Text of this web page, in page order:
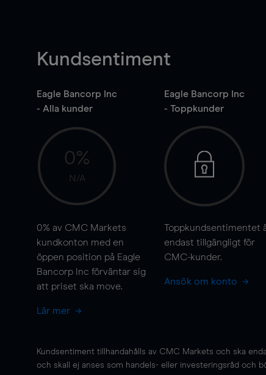
Kundsentiment
Eagle Bancorp Inc
- Alla kunder
0%
N/A
0% av CMC Markets
kundkonton med en
öppen position på Eagle
Bancorp Inc förväntar sig
att priset ska move.
Lär mer
Eagle Bancorp Inc
- Toppkunder
Toppkundsentimentet
endast tillgängligt för
CMC-kunder.
Ansök om konto
Kundsentiment tillhandahålls av CMC Markets och ska
och skall ej anses som handels- eller investeringsråd och